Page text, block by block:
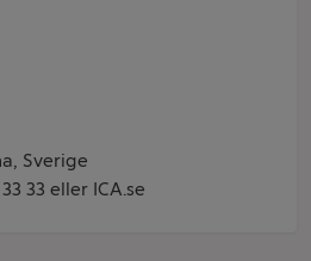
Sverige
33 eller ICA.se